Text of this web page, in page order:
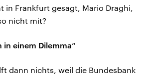
in Frankfurt gesagt, Mario Draghi,
nicht mit?
in einem Dilemma“
dann nichts, weil die Bundesbank